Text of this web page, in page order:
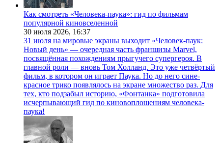
Как смотреть «Человека-паука»: гид по фильмам
популярной киновселенной
30 июля 2026, 16:37
31 июля на мировые экраны выходит «Человек-паук:
Новый день» — очередная часть франшизы Marvel,
посвящённая похождениям прыгучего супергероя. В
главной роли — вновь Том Холланд. Это уже четвёртый
фильм, в котором он играет Паука. Но до него сине-
красное трико появлялось на экране множество раз. Для
тех, кто подзабыл историю, «Фонтанка» подготовила
исчерпывающий гид по киновоплощениям человека-
паука!